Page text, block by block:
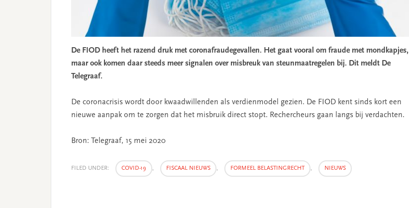
De FIOD heeft het razend druk met coronafraudegevallen. Het gaat vooral om fraude met mondkapjes,
maar ook komen daar steeds meer signalen over misbreuk van steunmaatregelen bij. Dit meldt De
Telegraaf.
De coronacrisis wordt door kwaadwillenden als verdienmodel gezien. De FIOD kent sinds kort een
nieuwe aanpak om te zorgen dat het misbruik direct stopt. Rechercheurs gaan langs bij verdachten.
Bron: Telegraaf, 15 mei 2020
FILED UNDER: COVID-19 , FISCAAL NIEUWS , FORMEEL BELASTINGRECHT , NIEUWS